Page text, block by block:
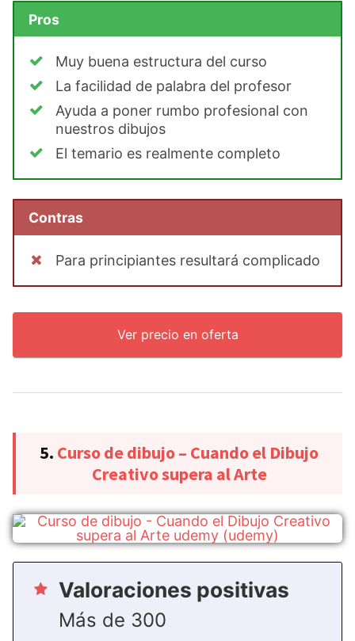
Pros
Muy buena estructura del curso
La facilidad de palabra del profesor
Ayuda a poner rumbo profesional con
nuestros dibujos
El temario es realmente completo
Contras
Para principiantes resultará complicado
Ver precio en oferta
5. Curso de dibujo – Cuando el Dibujo
Creativo supera al Arte
Valoraciones positivas
Más de 300